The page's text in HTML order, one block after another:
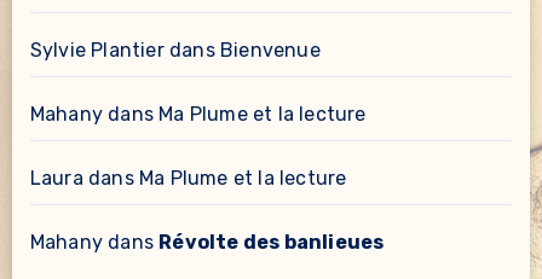
Sylvie Plantierdans Bienvenue
Mahanydans Ma Plume et la lecture
Laura dans Ma Plume et la lecture
Mahanydans Révolte des banlieues